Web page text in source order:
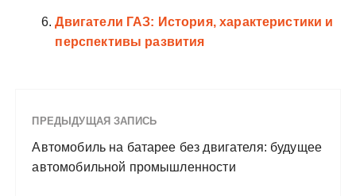
Двигатели ГАЗ: История, характеристики и
перспективы развития
ПРЕДЫДУЩАЯ ЗАПИСЬ
Автомобиль на батарее без двигателя: будущее
автомобильной промышленности